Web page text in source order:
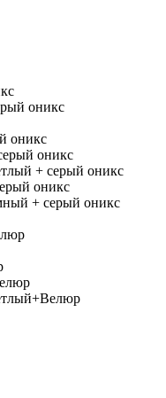
оникс
оникс
+ серый оникс
+ серый оникс